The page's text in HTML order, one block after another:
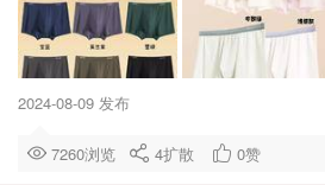
2024-08-09 发布
7260浏览 4扩散 0赞